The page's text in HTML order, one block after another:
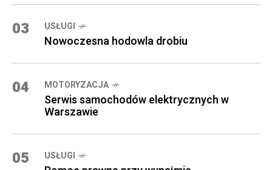
03 USŁUGI
Nowoczesna hodowla drobiu
04 MOTORYZACJA
Serwis samochodów elektrycznych w
Warszawie
05 USŁUGI